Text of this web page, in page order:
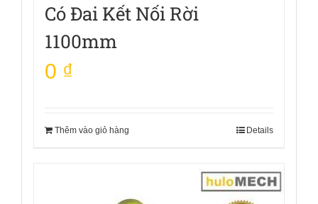
Có Đai Kết Nối Rời
1100mm
0 ₫
Thêm vào giỏ hàng Details